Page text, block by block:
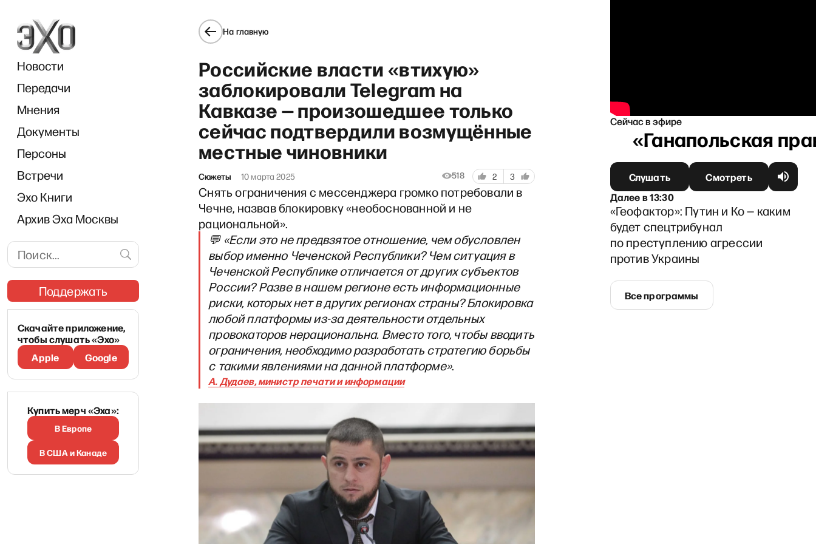
Новости
Передачи
Мнения
Документы
Персоны
Встречи
Эхо Книги
Архив Эха Москвы
Поддержать
Скачайте приложение,
чтобы слушать «Эхо»
Apple
Google
Купить мерч «Эха»:
В Европе
В США и Канаде
На главную
Российские власти «втихую»
заблокировали Telegram на
Кавказе — произошедшее только
сейчас подтвердили возмущённые
местные чиновники
Сюжеты 10 марта 2025 518 2 3
Снять ограничения с мессенджера громко потребовали в
Чечне, назвав блокировку «необоснованной и не
рациональной».
💬 «Если это не предвзятое отношение, чем обусловлен
выбор именно Чеченской Республики? Чем ситуация в
Чеченской Республике отличается от других субъектов
России? Разве в нашем регионе есть информационные
риски, которых нет в других регионах страны? Блокировка
любой платформы из-за деятельности отдельных
провокаторов нерациональна. Вместо того, чтобы вводить
ограничения, необходимо разработать стратегию борьбы
с такими явлениями на данной платформе».
А. Дудаев, министр печати и информации
Сейчас в эфире
«Ганапольская правда»
Слушать
Смотреть
Далеев13:30
«Геофактор»: Путин и Ко — каким
будет спецтрибунал
по преступлению агрессии
против Украины
Все программы